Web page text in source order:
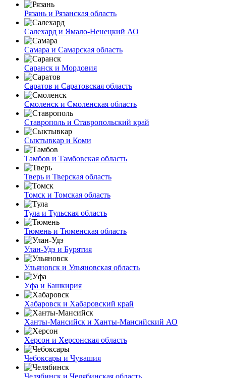
Рязань и Рязанская область
Салехард и Ямало-Ненецкий АО
Самара и Самарская область
Саранск и Мордовия
Саратов и Саратовская область
Смоленск и Смоленская область
Ставрополь и Ставропольский край
Сыктывкар и Коми
Тамбов и Тамбовская область
Тверь и Тверская область
Томск и Томская область
Тула и Тульская область
Тюмень и Тюменская область
Улан-Удэ и Бурятия
Ульяновск и Ульяновская область
Уфа и Башкирия
Хабаровск и Хабаровский край
Ханты-Мансийск и Ханты-Мансийский АО
Херсон и Херсонская область
Чебоксары и Чувашия
Челябинск и Челябинская область